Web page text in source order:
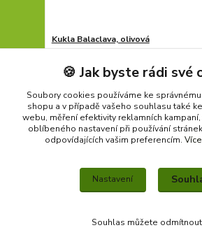
Kukla Balaclava, olivová
109 Kč /ks
Detail
strana z 1
🍪 Jak byste rádi své
Soubory cookies používáme ke
shopu a v případě vašeho souhlasu také
webu, měření efektivity reklamních
oblíbeného nastavení při používání
odpovídajících vašim preferencím.
Nastavení
Souhlas můžete odmítnout